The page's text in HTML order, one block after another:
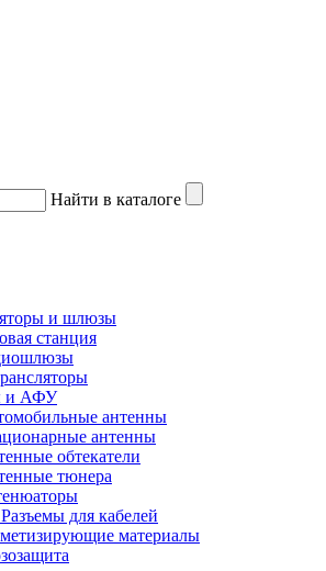
Найти в каталоге
и шлюзы
станция
и АФУ
антенны
антенны
обтекатели
тюнера
для кабелей
материалы